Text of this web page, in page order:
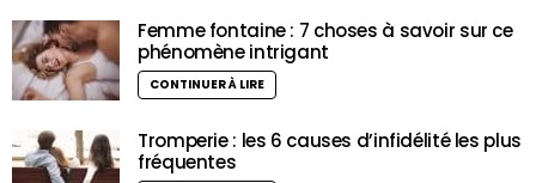
Femme fontaine : 7 choses à savoir sur ce
phénomène intrigant
CONTINUER À LIRE
Tromperie : les 6 causes d’infidélité les plus
fréquentes